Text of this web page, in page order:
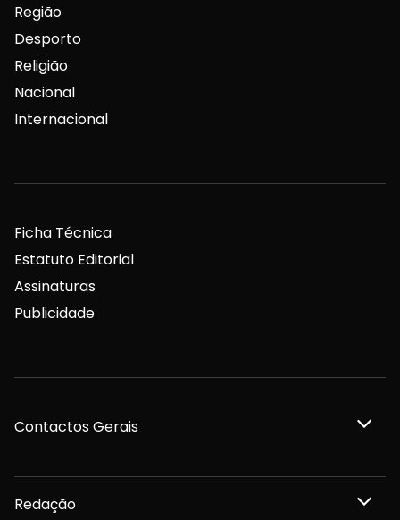
Região
Desporto
Religião
Nacional
Internacional
Ficha Técnica
Estatuto Editorial
Assinaturas
Publicidade
Contactos Gerais
Redação